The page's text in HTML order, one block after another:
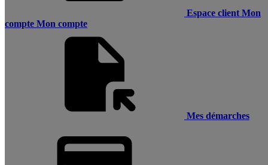
Espace client Mon
compte Mon compte
Mes démarches